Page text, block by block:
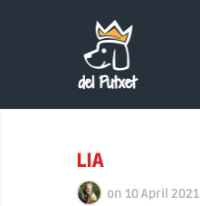
LIA
on 10 April 2021